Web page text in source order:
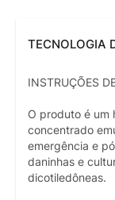
TECNOLOGIA
INSTRUÇÕES
O produto é um
concentrado
emergência e
daninhas e
dicotiledôneas.